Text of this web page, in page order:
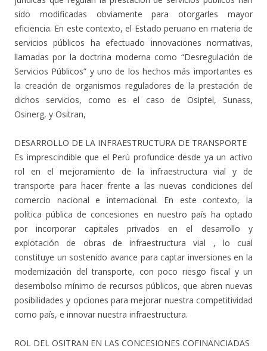
sido modificadas obviamente para otorgarles mayor
eficiencia. En este contexto, el Estado peruano en materia de
servicios públicos ha efectuado innovaciones normativas,
llamadas por la doctrina moderna como “Desregulación de
Servicios Públicos” y uno de los hechos más importantes es
la creación de organismos reguladores de la prestación de
dichos servicios, como es el caso de Osiptel, Sunass,
Osinerg, y Ositran,
DESARROLLO DE LA INFRAESTRUCTURA DE TRANSPORTE
Es imprescindible que el Perú profundice desde ya un activo
rol en el mejoramiento de la infraestructura vial y de
transporte para hacer frente a las nuevas condiciones del
comercio nacional e internacional. En este contexto, la
política pública de concesiones en nuestro país ha optado
por incorporar capitales privados en el desarrollo y
explotación de obras de infraestructura vial , lo cual
constituye un sostenido avance para captar inversiones en la
modernización del transporte, con poco riesgo fiscal y un
desembolso mínimo de recursos públicos, que abren nuevas
posibilidades y opciones para mejorar nuestra competitividad
como país, e innovar nuestra infraestructura.
ROL DEL OSITRAN EN LAS CONCESIONES COFINANCIADAS